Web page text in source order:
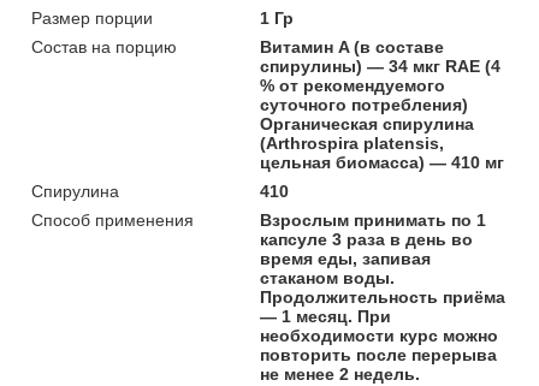
Размер порции
1 Гр
Состав на порцию
Витамин A (в составе
спирулины) — 34 мкг RAE (4
% от рекомендуемого
суточного потребления)
Органическая спирулина
(Arthrospira platensis,
цельная биомасса) — 410 мг
Спирулина
410
Способ применения
Взрослым принимать по 1
капсуле 3 раза в день во
время еды, запивая
стаканом воды.
Продолжительность приёма
— 1 месяц. При
необходимости курс можно
повторить после перерыва
не менее 2 недель.